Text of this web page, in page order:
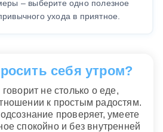
– выберите одно полезное
ухода в приятное.
себя утром?
не столько о еде,
к простым радостям.
проверяет, умеете
спокойно и без внутренней